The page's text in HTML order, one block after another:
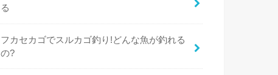
る
フカセカゴでスルカゴ釣り!どんな魚が釣れる
の?